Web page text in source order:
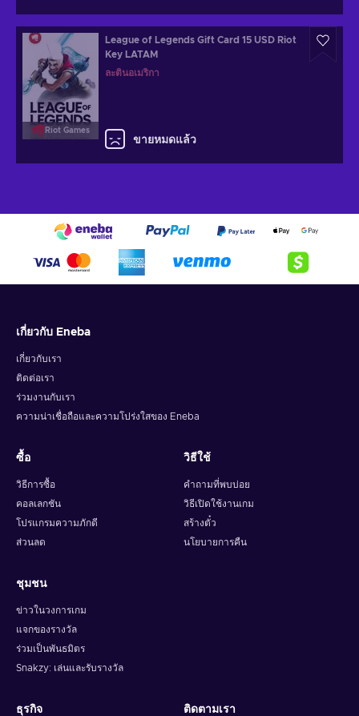
Riot Games
League of Legends Gift Card 15 USD Riot
Key LATAM
ละตินอเมริกา
ขายหมดแล้ว
เกี่ยวกับ Eneba
เกี่ยวกับเรา
ติดต่อเรา
ร่วมงานกับเรา
ความน่าเชื่อถือและความโปร่งใสของ Eneba
ซื้อ
วิธีการซื้อ
คอลเลกชัน
โปรแกรมความภักดี
ส่วนลด
วิธีใช้
คำถามที่พบบ่อย
วิธีเปิดใช้งานเกม
สร้างตั๋ว
นโยบายการคืน
ชุมชน
ข่าวในวงการเกม
แจกของรางวัล
ร่วมเป็นพันธมิตร
Snakzy: เล่นและรับรางวัล
ธุรกิจ ติดตามเรา